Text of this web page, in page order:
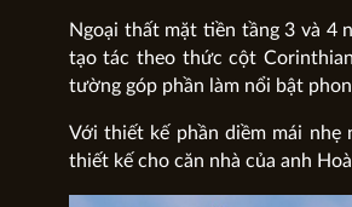
Ngoại thất mặt tiền tầng 3 và 4
tạo tác theo thức cột
tường góp phần làm nổi bật
Với thiết kế phần diềm mái
thiết kế cho căn nhà của anh